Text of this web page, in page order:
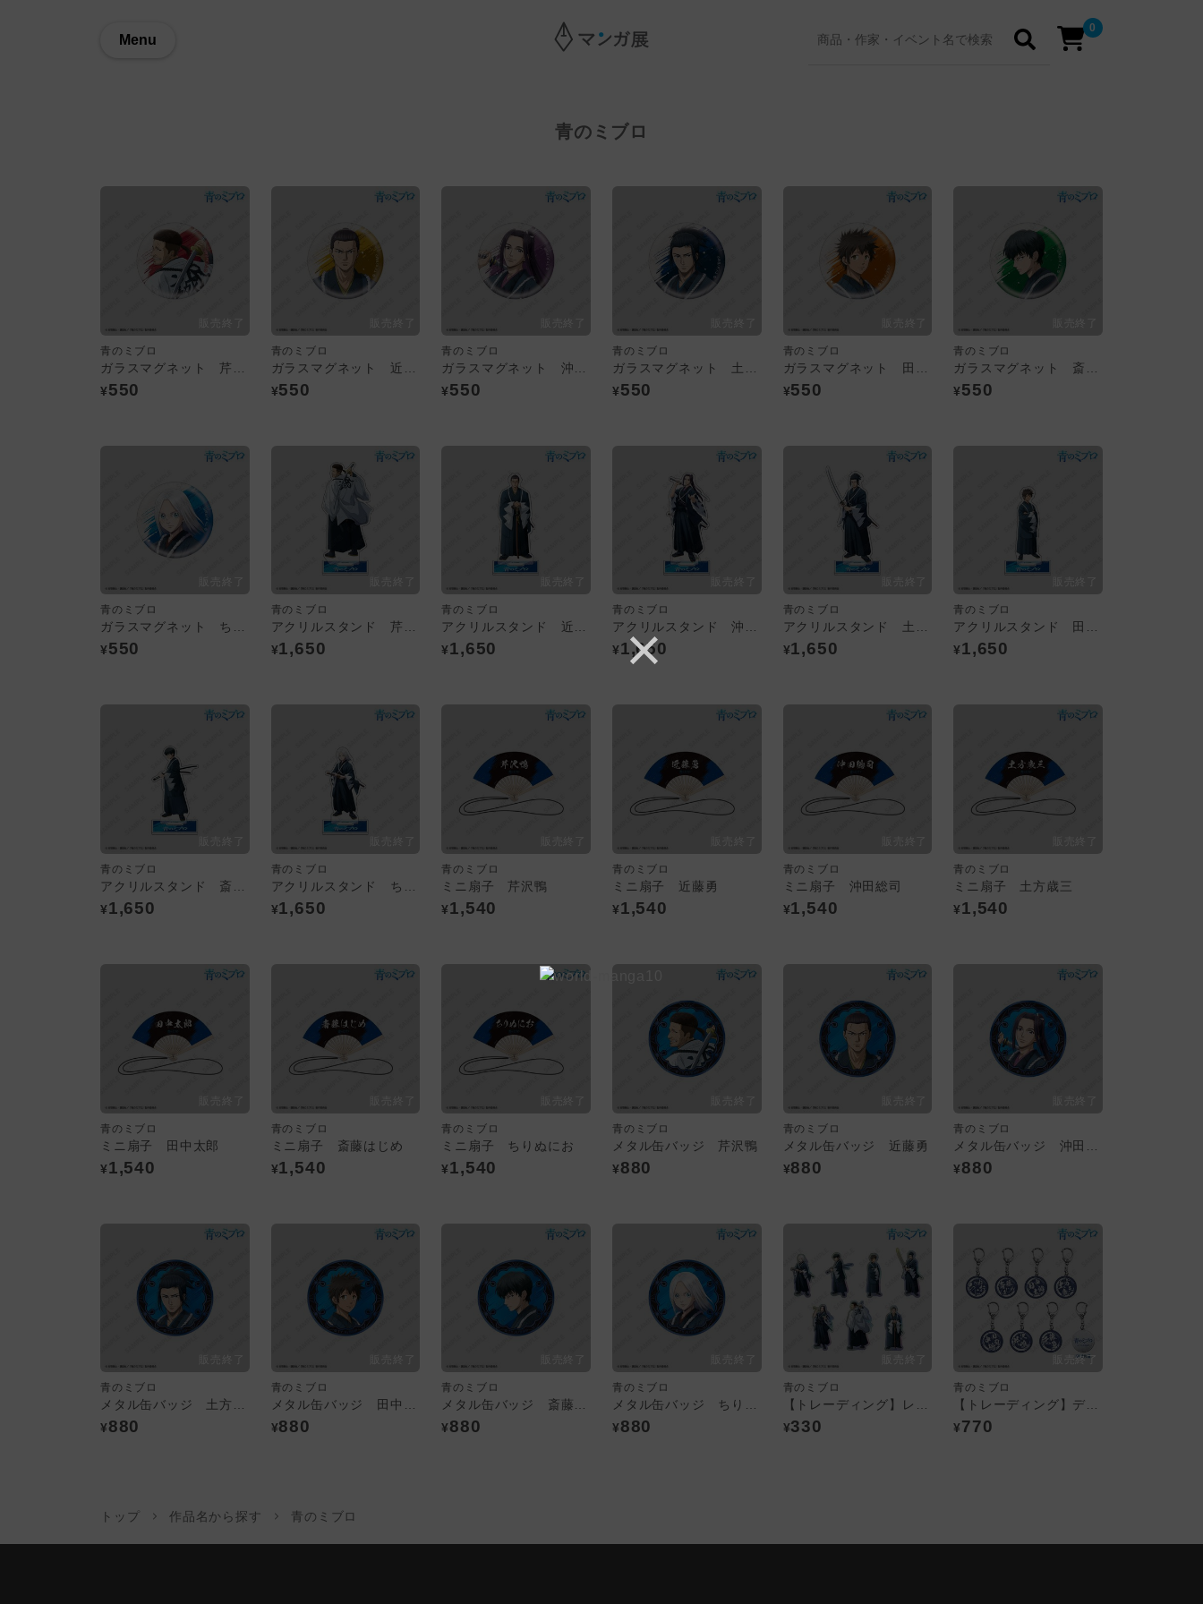
Menu
0
青のミブロ
青のミブロ
¥550
青のミブロ
¥550
青のミブロ
¥550
青のミブロ
¥550
青のミブロ
¥550
青のミブロ
¥550
青のミブロ
ガラスマグネット ちりぬにお
¥550
青のミブロ
アクリルスタンド 芹沢鴨
¥1,650
青のミブロ
アクリルスタンド 近藤勇
¥1,650
青のミブロ
アクリルスタンド 沖田総司
¥1,650
青のミブロ
アクリルスタンド 土方歳三
¥1,650
青のミブロ
アクリルスタンド 田中太郎
¥1,650
青のミブロ
¥1,650
青のミブロ
¥1,650
青のミブロ
ミニ扇子 芹沢鴨
¥1,540
青のミブロ
ミニ扇子 近藤勇
¥1,540
青のミブロ
ミニ扇子 沖田総司
¥1,540
青のミブロ
ミニ扇子 土方歳三
¥1,540
青のミブロ
ミニ扇子 田中太郎
¥1,540
青のミブロ
ミニ扇子 斎藤はじめ
¥1,540
青のミブロ
ミニ扇子 ちりぬにお
¥1,540
青のミブロ
メタル缶バッジ 芹沢鴨
¥880
青のミブロ
メタル缶バッジ 近藤勇
¥880
青のミブロ
¥880
青のミブロ
メタル缶バッジ 土方歳三
¥880
青のミブロ
メタル缶バッジ 田中太郎
¥880
青のミブロ
メタル缶バッジ 斎藤はじめ
¥880
青のミブロ
メタル缶バッジ ちりぬにお
¥880
青のミブロ
【トレーディング】レインボーステッカー（全7種）
¥330
青のミブロ
【トレーディング】デニムキーホルダー（全7種）
¥770
トップ 作品名から探す 青のミブロ